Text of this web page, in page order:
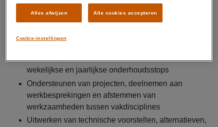
Inkopen van reserveonderdelen en gereedschappen
Plannen, coördineren en voorbereiden van
wekelijkse en jaarlijkse onderhoudsstops
Ondersteunen van projecten, deelnemen aan
werkbesprekingen en afstemmen van
werkzaamheden tussen vakdisciplines
Uitwerken van technische voorstellen, alternatieven,
Cookie-instellingen
Alles afwijzen Alle cookies accepteren